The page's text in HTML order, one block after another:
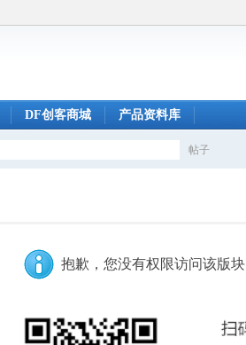
DF创客商城 产品资料库
帖子
抱歉，您没有权限访问该版块